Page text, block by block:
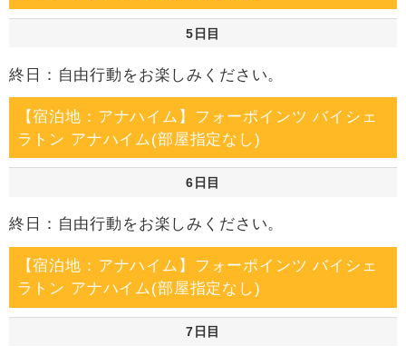
5日目
終日：自由行動をお楽しみください。
【宿泊地：アナハイム】フォーポインツ バイシェ
ラトン アナハイム(部屋指定なし)
6日目
終日：自由行動をお楽しみください。
【宿泊地：アナハイム】フォーポインツ バイシェ
ラトン アナハイム(部屋指定なし)
7日目